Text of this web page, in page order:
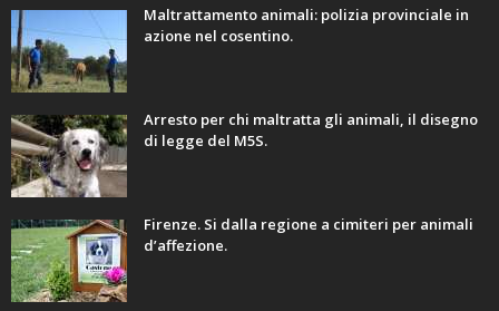
Maltrattamento animali: polizia provinciale in
azione nel cosentino.
Arresto per chi maltratta gli animali, il disegno
di legge del M5S.
Firenze. Si dalla regione a cimiteri per animali
d’affezione.